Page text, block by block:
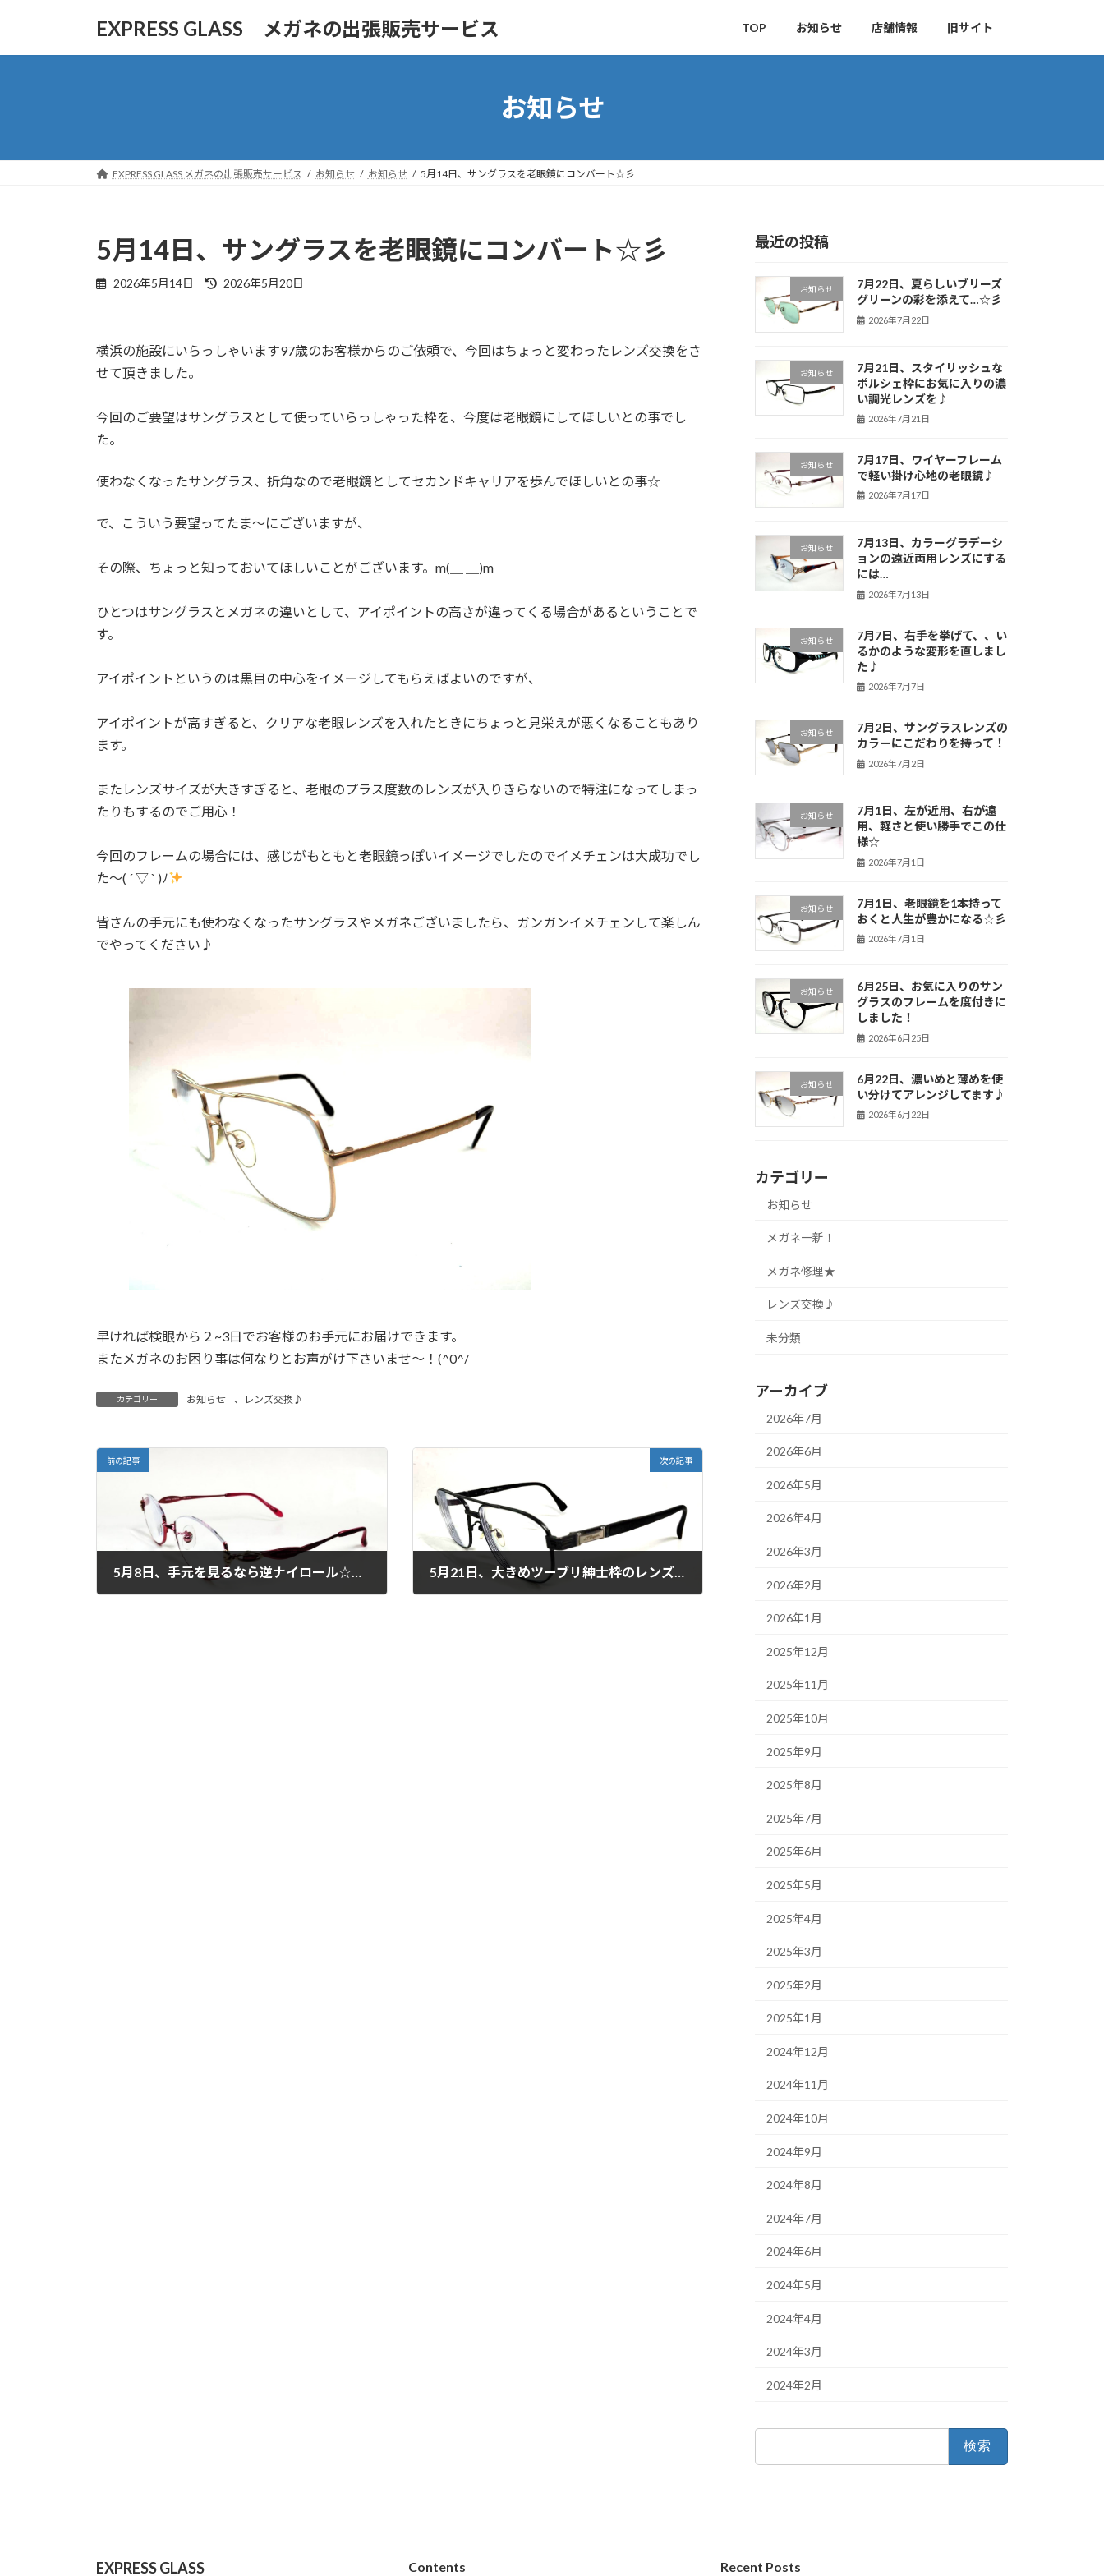
EXPRESS GLASS メガネの出張販売サービス TOP お知らせ 店舗情報 旧サイト
お知らせ
EXPRESS GLASS メガネの出張販売サービス お知らせ お知らせ 5月14日、サングラスを老眼鏡にコンバート☆彡
5月14日、サングラスを老眼鏡にコンバート☆彡
2026年5月14日
最
日
2026年5月20日
横浜の施設にいらっしゃいます97歳のお客様からのご依頼で、今回はちょっと変わったレンズ交換をさ
せて頂きました。
今回のご要望はサングラスとして使っていらっしゃった枠を、今度は老眼鏡にしてほしいとの事でし
た。
使わなくなったサングラス、折角なので老眼鏡としてセカンドキャリアを歩んでほしいとの事☆
で、こういう要望ってたま～にございますが、
その際、ちょっと知っておいてほしいことがございます。m(＿ ＿)m
ひとつはサングラスとメガネの違いとして、アイポイントの高さが違ってくる場合があるということで
す。
アイポイントというのは黒目の中心をイメージしてもらえばよいのですが、
アイポイントが高すぎると、クリアな老眼レンズを入れたときにちょっと見栄えが悪くなることもあり
ます。
またレンズサイズが大きすぎると、老眼のプラス度数のレンズが入りきらないので特注になってしまっ
たりもするのでご用心！
今回のフレームの場合には、感じがもともと老眼鏡っぽいイメージでしたのでイメチェンは大成功でし
た～( ´ ▽ ` )ﾉ
皆さんの手元にも使わなくなったサングラスやメガネございましたら、ガンガンイメチェンして楽しん
でやってください♪
早ければ検眼から２~3日でお客様のお手元にお届けできます。
またメガネのお困り事は何なりとお声がけ下さいませ～！(^0^/
カテゴリー お知らせ 、 レンズ交換♪
前の記事
5月8日、手元を見るなら逆ナイロール☆上目遣いを使いこなしましょう！
次の記事
5月21日、大きめツーブリ紳士枠のレンズ交換☆
最近の投稿
お知らせ
7月22日、夏らしいブリーズ
グリーンの彩を添えて…☆彡
2026年7月22日
お知らせ
7月21日、スタイリッシュな
ポルシェ枠にお気に入りの濃
い調光レンズを♪
2026年7月21日
お知らせ
7月17日、ワイヤーフレーム
で軽い掛け心地の老眼鏡♪
2026年7月17日
お知らせ
7月13日、カラーグラデーシ
ョンの遠近両用レンズにする
には…
2026年7月13日
お知らせ
7月7日、右手を挙げて、、い
るかのような変形を直しまし
た♪
2026年7月7日
お知らせ
7月2日、サングラスレンズの
カラーにこだわりを持って！
2026年7月2日
お知らせ
7月1日、左が近用、右が遠
用、軽さと使い勝手でこの仕
様☆
2026年7月1日
お知らせ
7月1日、老眼鏡を1本持って
おくと人生が豊かになる☆彡
2026年7月1日
お知らせ
6月25日、お気に入りのサン
グラスのフレームを度付きに
しました！
2026年6月25日
お知らせ
6月22日、濃いめと薄めを使
い分けてアレンジしてます♪
2026年6月22日
カテゴリー
お知らせ
メガネ一新！
メガネ修理★
レンズ交換♪
未分類
アーカイブ
2026年7月
2026年6月
2026年5月
2026年4月
2026年3月
2026年2月
2026年1月
2025年12月
2025年11月
2025年10月
2025年9月
2025年8月
2025年7月
2025年6月
2025年5月
2025年4月
2025年3月
2025年2月
2025年1月
2024年12月
2024年11月
2024年10月
2024年9月
2024年8月
2024年7月
2024年6月
2024年5月
2024年4月
2024年3月
2024年2月
EXPRESS GLASS Contents Recent Posts